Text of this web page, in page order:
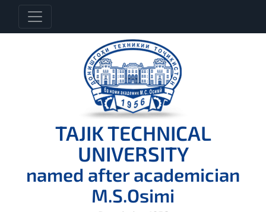
TAJIK TECHNICAL
UNIVERSITY
named after academician
M.S.Osimi